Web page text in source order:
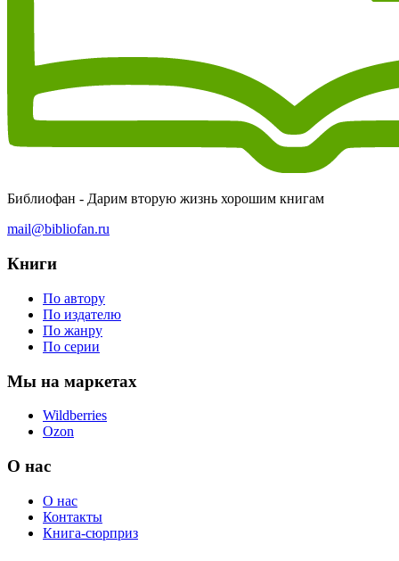
Библиофан - Дарим вторую жизнь хорошим книгам
mail@bibliofan.ru
Книги
По автору
По издателю
По жанру
По серии
Мы на маркетах
Wildberries
Ozon
О нас
О нас
Контакты
Книга-сюрприз